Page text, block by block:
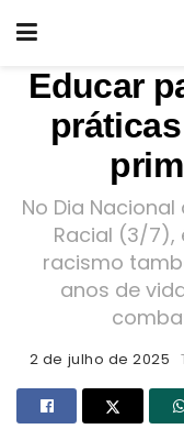
Educar
No Dia
Racial (3/7),
racismo
anos de
2 de julho de 2025